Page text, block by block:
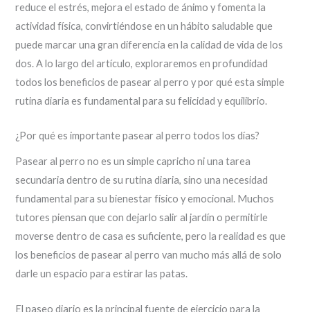
reduce el estrés, mejora el estado de ánimo y fomenta la
actividad física, convirtiéndose en un hábito saludable que
puede marcar una gran diferencia en la calidad de vida de los
dos. A lo largo del artículo, exploraremos en profundidad
todos los beneficios de pasear al perro y por qué esta simple
rutina diaria es fundamental para su felicidad y equilibrio.
¿Por qué es importante pasear al perro todos los días?
Pasear al perro no es un simple capricho ni una tarea
secundaria dentro de su rutina diaria, sino una necesidad
fundamental para su bienestar físico y emocional. Muchos
tutores piensan que con dejarlo salir al jardín o permitirle
moverse dentro de casa es suficiente, pero la realidad es que
los beneficios de pasear al perro van mucho más allá de solo
darle un espacio para estirar las patas.
El paseo diario es la principal fuente de ejercicio para la